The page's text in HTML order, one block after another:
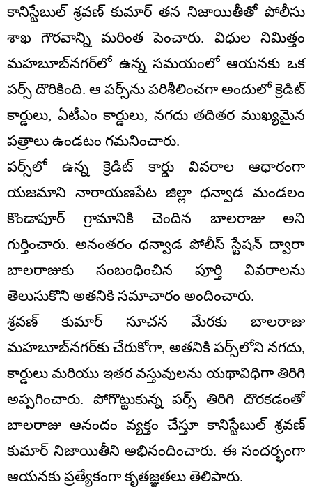
కానిస్టేబుల్ శ్రవణ్ కుమార్ తన నిజాయితీతో పోలీసు
శాఖ గౌరవాన్ని మరింత పెంచారు. విధుల నిమిత్తం
మహబూబ్‌నగర్‌లో ఉన్న సమయంలో ఆయనకు ఒక
పర్స్ దొరికింది. ఆ పర్స్‌ను పరిశీలించగా అందులో క్రెడిట్
కార్డులు, ఏటీఎం కార్డులు, నగదు తదితర ముఖ్యమైన
పత్రాలు ఉండటం గమనించారు.
పర్స్‌లో ఉన్న క్రెడిట్ కార్డు వివరాల ఆధారంగా
యజమాని నారాయణపేట జిల్లా ధన్వాడ మండలం
కొండాపూర్ గ్రామానికి చెందిన బాలరాజు అని
గుర్తించారు. అనంతరం ధన్వాడ పోలీస్ స్టేషన్ ద్వారా
బాలరాజుకు సంబంధించిన పూర్తి వివరాలను
తెలుసుకొని అతనికి సమాచారం అందించారు.
శ్రవణ్ కుమార్ సూచన మేరకు బాలరాజు
మహబూబ్‌నగర్‌కు చేరుకోగా, అతనికి పర్స్‌లోని నగదు,
కార్డులు మరియు ఇతర వస్తువులను యథావిధిగా తిరిగి
అప్పగించారు. పోగొట్టుకున్న పర్స్ తిరిగి దొరకడంతో
బాలరాజు ఆనందం వ్యక్తం చేస్తూ కానిస్టేబుల్ శ్రవణ్
కుమార్ నిజాయితీని అభినందించారు. ఈ సందర్భంగా
ఆయనకు ప్రత్యేకంగా కృతజ్ఞతలు తెలిపారు.